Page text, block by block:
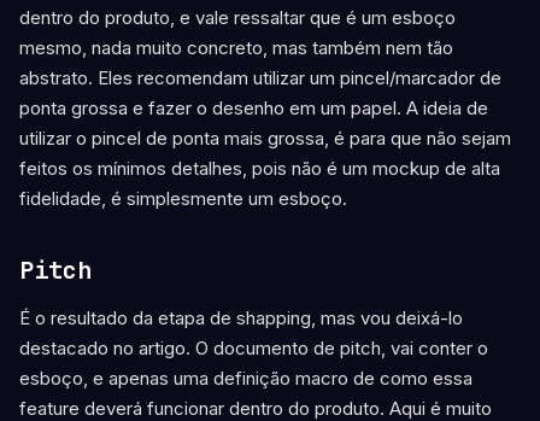
dentro do produto, e vale ressaltar que é um esboço
mesmo, nada muito concreto, mas também nem tão
abstrato. Eles recomendam utilizar um pincel/marcador de
ponta grossa e fazer o desenho em um papel. A ideia de
utilizar o pincel de ponta mais grossa, é para que não sejam
feitos os mínimos detalhes, pois não é um mockup de alta
fidelidade, é simplesmente um esboço.
Pitch
É o resultado da etapa de shapping, mas vou deixá-lo
destacado no artigo. O documento de pitch, vai conter o
esboço, e apenas uma definição macro de como essa
feature deverá funcionar dentro do produto. Aqui é muito